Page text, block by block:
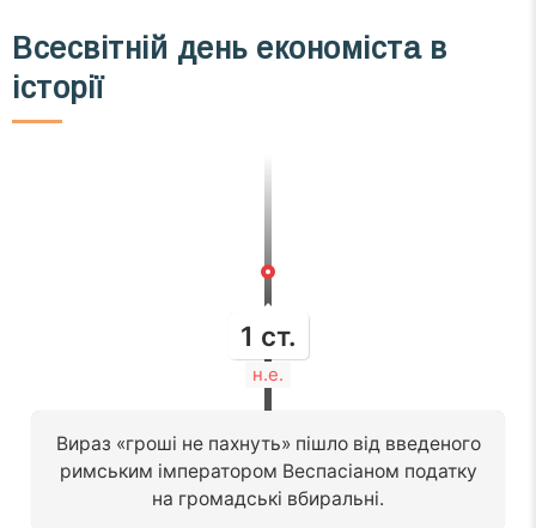
Всесвітній день економіста в
історії
1 ст.
н.е.
Вираз «гроші не пахнуть» пішло від введеного
римським імператором Веспасіаном податку
на громадські вбиральні.